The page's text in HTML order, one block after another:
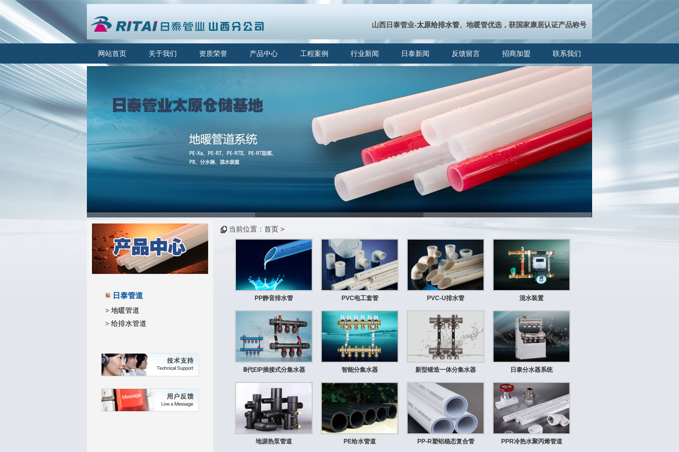
山西日泰管业-太原给排水管、地暖管优选，获国家康居认证产品称号
网站首页 关于我们 资质荣誉 产品中心 工程案例 行业新闻 日泰新闻 反馈留言 招商加盟 联系我们
日泰管道
> 地暖管道
> 给排水管道
当前位置： 首页 >
PP静音排水管 PVC电工套管 PVC-U排水管 混水装置
Ⅲ代EIP插接式分集水器 智能分集水器 新型锻造一体分集水器 日泰分水器系统
地源热泵管道 PE给水管道 PP-R塑铝稳态复合管 PPR冷热水聚丙烯管道